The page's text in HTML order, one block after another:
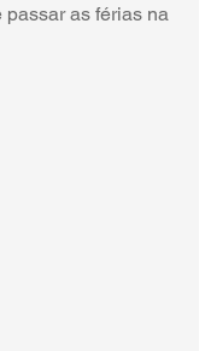
as férias na